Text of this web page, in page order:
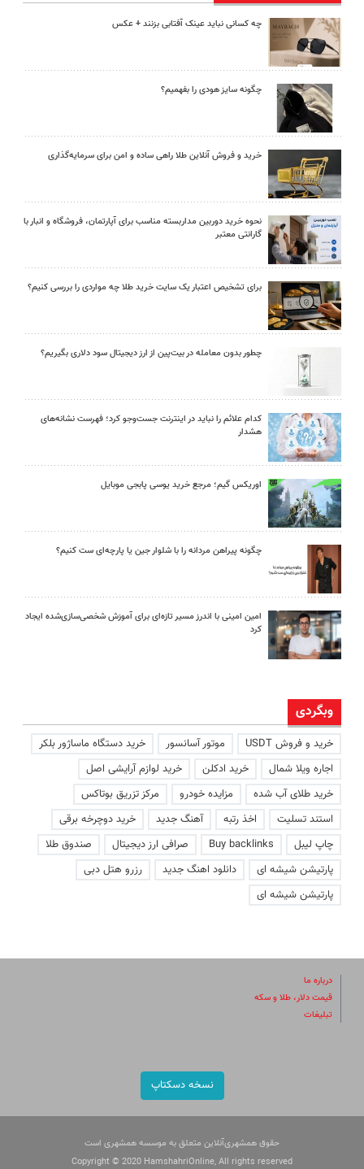
چه کسانی نباید عینک آفتابی بزنند + عکس
چگونه سایز هودی را بفهمیم؟
خرید و فروش آنلاین طلا راهی ساده و امن برای سرمایه‌گذاری
نحوه خرید دوربین مداربسته مناسب برای آپارتمان، فروشگاه و انبار با
گارانتی معتبر
برای تشخیص اعتبار یک سایت خرید طلا چه مواردی را بررسی کنیم؟
چطور بدون معامله در بیت‌پین از ارز دیجیتال سود دلاری بگیریم؟
کدام علائم را نباید در اینترنت جست‌وجو کرد؛ فهرست نشانه‌های
هشدار
اوریکس گیم؛ مرجع خرید یوسی پابجی موبایل
چگونه پیراهن مردانه را با شلوار جین یا پارچه‌ای ست کنیم؟
امین امینی با اندرز مسیر تازه‌ای برای آموزش شخصی‌سازی‌شده ایجاد
کرد
وبگردی
خرید و فروش USDT موتور آسانسور
خرید دستگاه ماساژور بلکر
اجاره ویلا شمال
خرید ادکلن
خرید لوازم آرایشی اصل
خرید طلای آب شده
مزایده خودرو
مرکز تزریق بوتاکس
استند تسلیت
اخذ رتبه آهنگ جدید
خرید دوچرخه برقی
چاپ لیبل
Buy backlinks صرافی ارز دیجیتال
صندوق طلا
پارتیشن شیشه ای
دانلود اهنگ جدید
رزرو هتل دبی
پارتیشن شیشه ای
درباره ما
قیمت دلار، طلا و سکه
تبلیغات
نسخه دسکتاپ
حقوق همشهری‌آنلاین متعلق به موسسه همشهری است
Copyright © 2020 HamshahriOnline, All rights reserved